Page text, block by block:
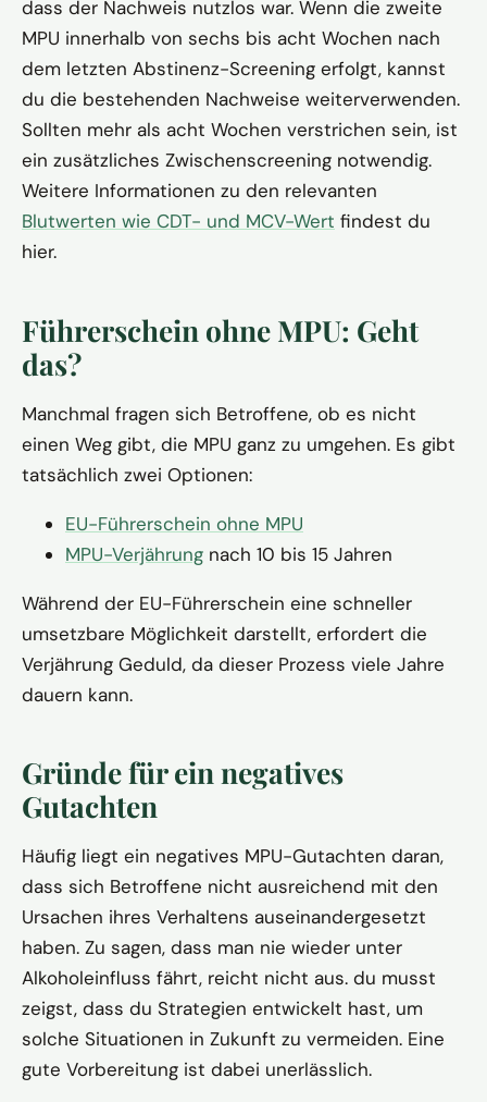
dass der Nachweis nutzlos war. Wenn die zweite
MPU innerhalb von sechs bis acht Wochen nach
dem letzten Abstinenz-Screening erfolgt, kannst
du die bestehenden Nachweise weiterverwenden.
Sollten mehr als acht Wochen verstrichen sein, ist
ein zusätzliches Zwischenscreening notwendig.
Weitere Informationen zu den relevanten
Blutwerten wie CDT- und MCV-Wert findest du
hier.
Führerschein ohne MPU: Geht
das?
Manchmal fragen sich Betroffene, ob es nicht
einen Weg gibt, die MPU ganz zu umgehen. Es gibt
tatsächlich zwei Optionen:
EU-Führerschein ohne MPU
MPU-Verjährung nach 10 bis 15 Jahren
Während der EU-Führerschein eine schneller
umsetzbare Möglichkeit darstellt, erfordert die
Verjährung Geduld, da dieser Prozess viele Jahre
dauern kann.
Gründe für ein negatives
Gutachten
Häufig liegt ein negatives MPU-Gutachten daran,
dass sich Betroffene nicht ausreichend mit den
Ursachen ihres Verhaltens auseinandergesetzt
haben. Zu sagen, dass man nie wieder unter
Alkoholeinfluss fährt, reicht nicht aus. du musst
zeigst, dass du Strategien entwickelt hast, um
solche Situationen in Zukunft zu vermeiden. Eine
gute Vorbereitung ist dabei unerlässlich.